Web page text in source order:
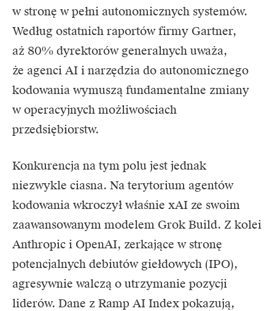
w stronę w pełni autonomicznych systemów.
Według ostatnich raportów firmy Gartner,
aż 80% dyrektorów generalnych uważa,
że agenci AI i narzędzia do autonomicznego
kodowania wymuszą fundamentalne zmiany
w operacyjnych możliwościach
przedsiębiorstw.
Konkurencja na tym polu jest jednak
niezwykle ciasna. Na terytorium agentów
kodowania wkroczył właśnie xAI ze swoim
zaawansowanym modelem Grok Build. Z kolei
Anthropic i OpenAI, zerkające w stronę
potencjalnych debiutów giełdowych (IPO),
agresywnie walczą o utrzymanie pozycji
liderów. Dane z Ramp AI Index pokazują,